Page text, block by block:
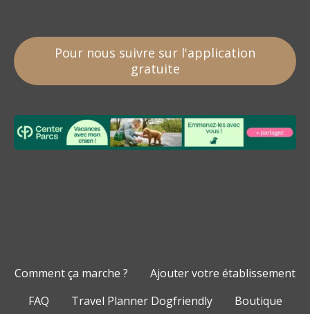
Pour nous suivre sur l'application
gratuite
Comment ça marche ?
Ajouter votre établissement
FAQ
Travel Planner Dogfriendly Boutique